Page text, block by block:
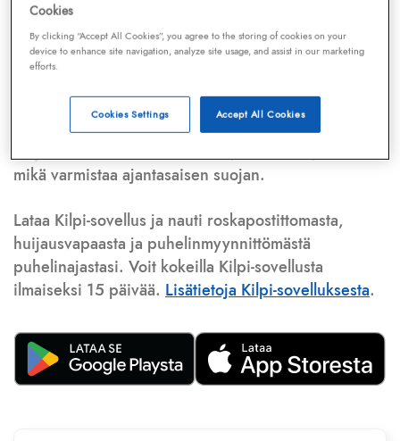
Puhelinnumero
Telemarkkinointiliiton jaKilpi-sovelluksen
tietokannasta, joka kattaa satoja tuhansia
Lisäksi tunnistamme automaattisesti, jos kyseessä on
puhelinhuijarin numero, sähköpostiosoitetai
huijausviesti. Tietokantaamme päivitetään jatkuvasti,
mikä varmistaa ajantasaisen suojan.
Lataa Kilpi-sovellus ja nauti roskapostittomasta,
huijausvapaasta ja puhelinmyynnittömästä
puhelinajastasi. Voit kokeilla Kilpi-sovellusta
ilmaiseksi 15 päivää. Lisätietoja Kilpi-sovelluksesta.
Cookies
By clicking “Accept All Cookies”, you agree to the storing of cookies on your
device to enhance site navigation, analyze site usage, and assist in our marketing
efforts.
Accept All Cookies
Cookies Settings